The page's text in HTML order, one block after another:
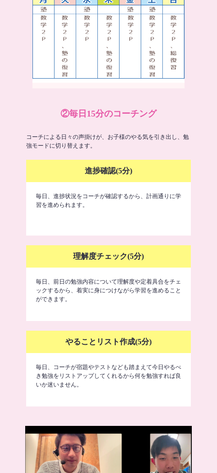
②毎日15分のコーチング
コーチによる日々の声掛けが、お子様のやる気を引き出し、勉
強モードに切り替えます。
進捗確認(5分)
毎日、進捗状況をコーチが確認するから、計画通りに学
習を進められます。
理解度チェック(5分)
毎日、前日の勉強内容について理解度や定着具合をチェ
ックするから、着実に身につけながら学習を進めること
ができます。
やることリスト作成(5分)
毎日、コーチが宿題やテストなども踏まえて今日やるべ
き勉強をリストアップしてくれるから何を勉強すれば良
いか迷いません。